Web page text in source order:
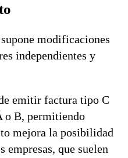
modificaciones
independientes y
emitir factura tipo C
o B, permitiendo
mejora la posibilidad
empresas, que suelen